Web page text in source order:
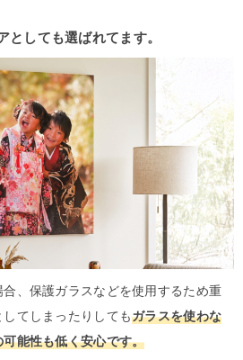
としても選ばれてます。
、保護ガラスなどを使用するため重
てしまったりしてもガラスを使わな
能性も低く安心です。